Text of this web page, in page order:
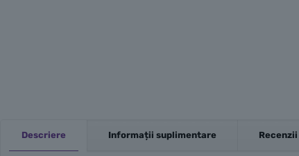
Descriere Informații suplimentare Recenzii